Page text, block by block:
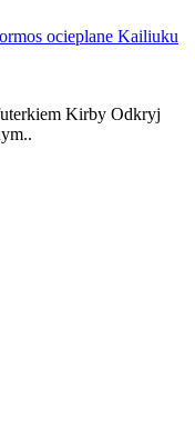
ocieplane Kailiuku
Kirby Odkryj